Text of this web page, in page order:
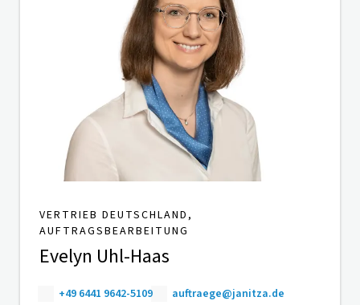
VERTRIEB DEUTSCHLAND,
AUFTRAGSBEARBEITUNG
Evelyn Uhl-Haas
+49 6441 9642-5109 auftraege@janitza.de